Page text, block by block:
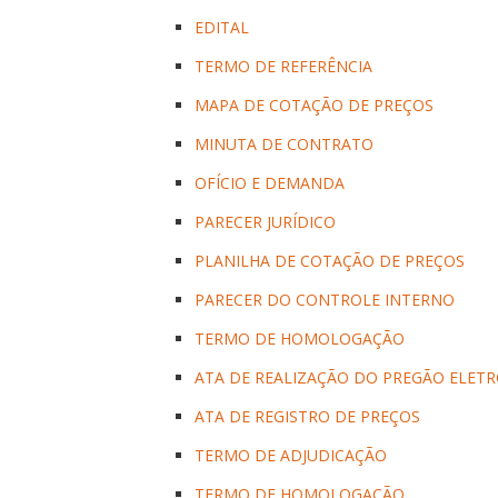
EDITAL
TERMO DE REFERÊNCIA
MAPA DE COTAÇÃO DE PREÇOS
MINUTA DE CONTRATO
OFÍCIO E DEMANDA
PARECER JURÍDICO
PLANILHA DE COTAÇÃO DE PREÇOS
PARECER DO CONTROLE INTERNO
TERMO DE HOMOLOGAÇÃO
ATA DE REALIZAÇÃO DO PREGÃO
ATA DE REGISTRO DE PREÇOS
TERMO DE ADJUDICAÇÃO